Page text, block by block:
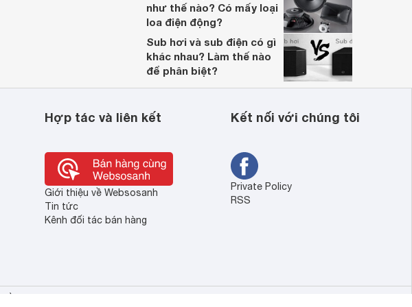
như thế nào? Có mấy loại
loa điện động?
Sub hơi và sub điện có gì
khác nhau? Làm thế nào
để phân biệt?
Hợp tác và liên kết
Giới thiệu về Websosanh
Tin tức
Kênh đối tác bán hàng
Kết nối với chúng tôi
Private Policy
RSS
So Sánh Việt Nam